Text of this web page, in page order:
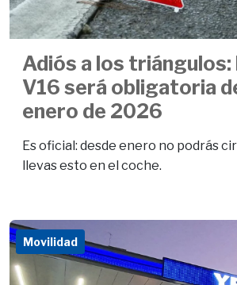
Adiós a los triángulos:
V16 será obligatoria
enero de 2026
Es oficial: desde enero no podrás
llevas esto en el coche.
Movilidad